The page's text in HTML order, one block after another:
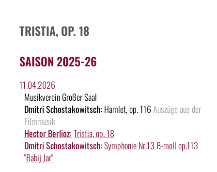
TRISTIA, OP. 18
SAISON 2025-26
11.04.2026
Musikverein Großer Saal
Dmitri Schostakowitsch: Hamlet, op. 116 Auszüge aus der
Filmmusik
Hector Berlioz:Tristia, op. 18
Dmitri Schostakowitsch:Symphonie Nr.13 B-moll op.113
"Babij Jar"